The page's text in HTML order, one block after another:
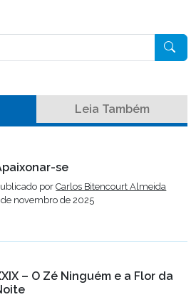
Leia Também
se
porCarlos Bitencourt Almeida
de novembro de 2025
– O Zé Ninguém e a Flor da